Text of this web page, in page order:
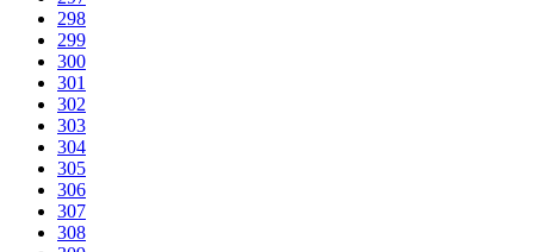
298
299
300
301
302
303
304
305
306
307
308